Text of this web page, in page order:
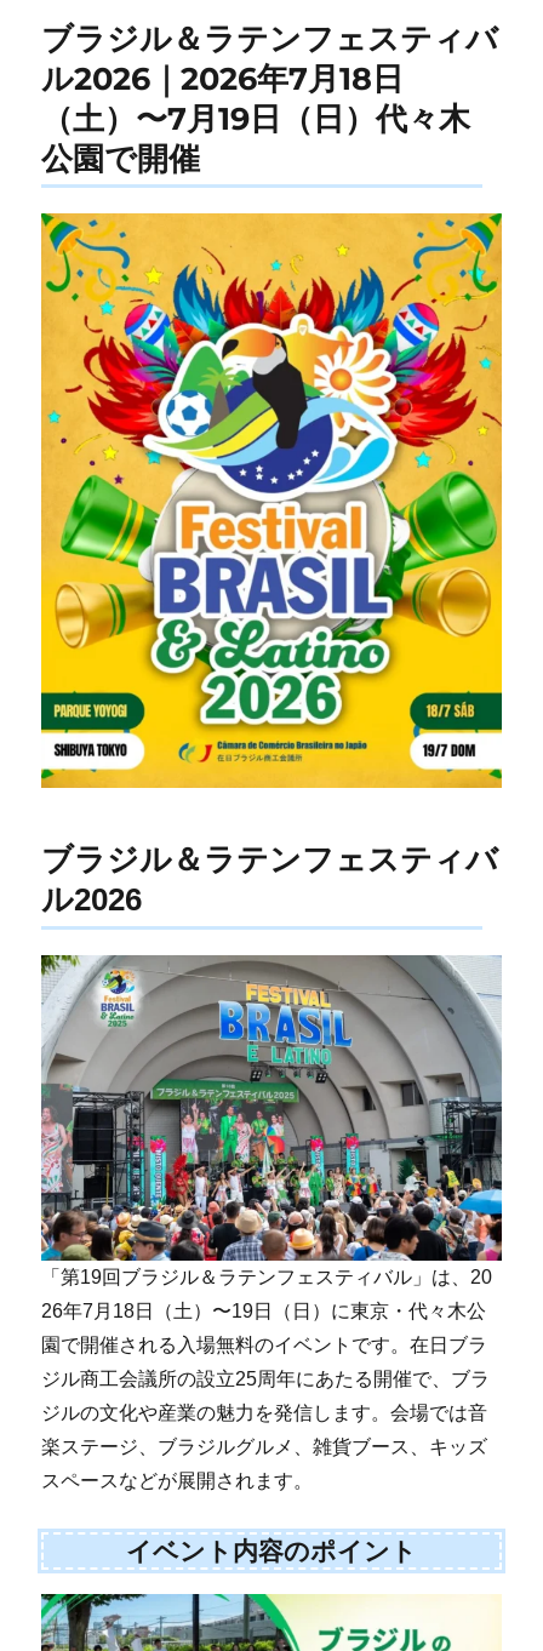
ブラジル＆ラテンフェスティバ
ル2026｜2026年7月18日
（土）〜7月19日（日）代々木
公園で開催
ブラジル＆ラテンフェスティバ
ル2026
「第19回ブラジル＆ラテンフェスティバル」は、20
26年7月18日（土）〜19日（日）に東京・代々木公
園で開催される入場無料のイベントです。在日ブラ
ジル商工会議所の設立25周年にあたる開催で、ブラ
ジルの文化や産業の魅力を発信します。会場では音
楽ステージ、ブラジルグルメ、雑貨ブース、キッズ
スペースなどが展開されます。
イベント内容のポイント